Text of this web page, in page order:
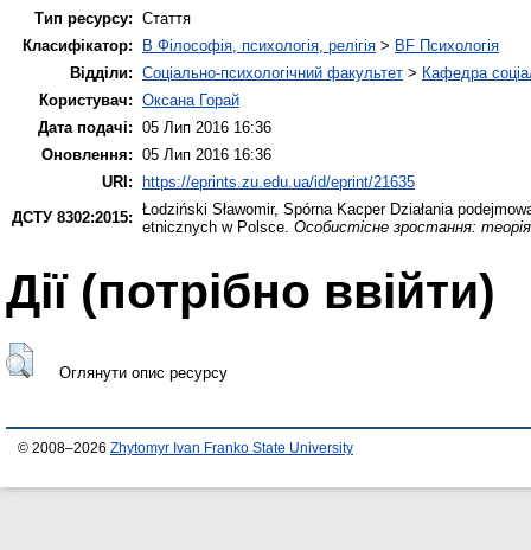
Тип ресурсу: Стаття
Класифікатор:
B Філософія, психологія, релігія > BF Психологія
Відділи: Соціально-психологічний факультет > Кафедра
Користувач: Оксана Горай
Дата подачі: 05 Лип 2016 16:36
Оновлення: 05 Лип 2016 16:36
URI: https://eprints.zu.edu.ua/id/eprint/21635
ДСТУ 8302:2015: Łodziński Sławomir, Spórna KacperDziałania
etnicznych w Polsce. Особистісне зростання:
Дії ​​(потрібно ввійти)
Оглянути опис ресурсу
© 2008–2026 Zhytomyr Ivan Franko State University